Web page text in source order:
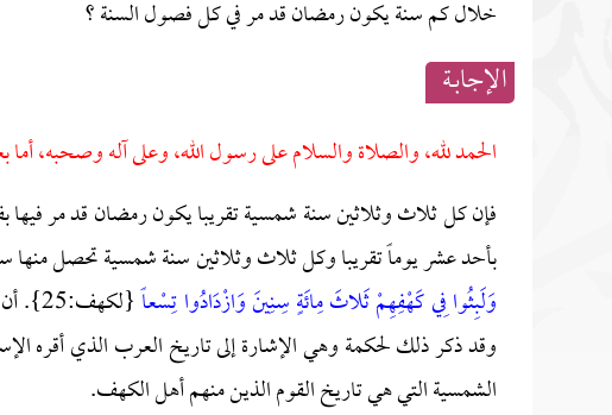
خلال كم سنة يكون رمضان قد مر في كل فصول السنة ؟
الإجابــة
الحمد لله، والصلاة والسلام على رسول الله، وعلى آله وصحبه، أما
فإن كل ثلاث وثلاثين سنة شمسية تقريبا يكون رمضان قد مر
بأحد عشر يوماً تقريبا وكل ثلاث وثلاثين سنة شمسية تحصل منها
وَلَبِثُوا فِي كَهْفِهِمْ ثَلاثَ مِائَةٍ سِنِينَ وَازْدَادُوا تِسْعاً
وقد ذكر ذلك لحكمة وهي الإشارة إلى تاريخ العرب الذي أقره
الشمسية التي هي تاريخ القوم الذين منهم أهل الكهف.